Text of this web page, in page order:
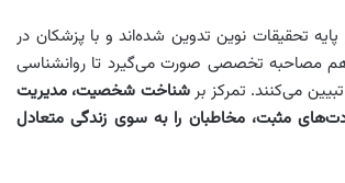
تحقیقات نوین تدوین شده‌اند و با پزشکان در
هم مصاحبه تخصصی صورت می‌گیرد تا روانشناسی
می‌کنند. تمرکز برشناخت شخصیت، مدیریت
مثبت، مخاطبان را به سوی زندگی متعادل